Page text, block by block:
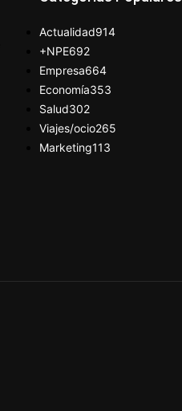
Actualidad914
+NPE692
Empresa664
Economía353
Salud302
Viajes/ocio265
Marketing113